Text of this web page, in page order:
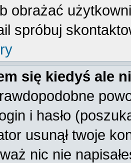
obrażać
spróbuj
się kiedyś ale
i hasło
usunął twoje
nic nie